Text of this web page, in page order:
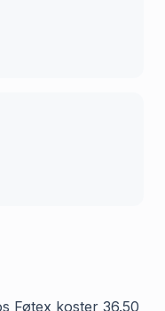
Føtex koster 36.50